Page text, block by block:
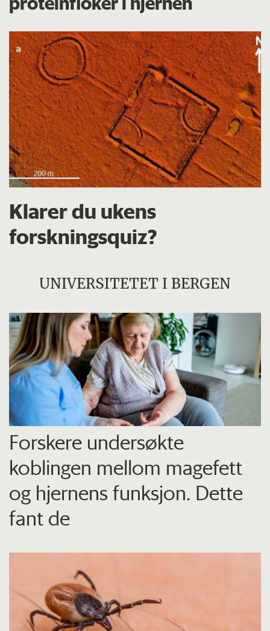
Klarer du ukens
forskningsquiz?
UNIVERSITETET I BERGEN
Forskere undersøkte
koblingen mellom magefett
og hjernens funksjon. Dette
fant de